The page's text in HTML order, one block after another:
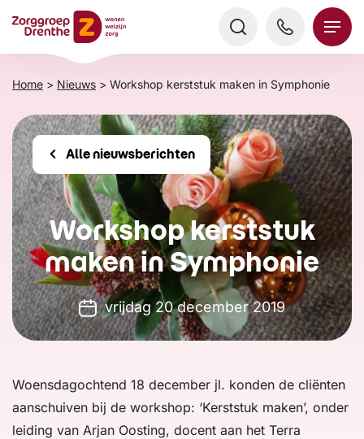
naar
content
Home > Nieuws > Workshop kerststuk maken in Symphonie
Alle nieuwsberichten
Workshop kerststuk
maken in Symphonie
vrijdag 20 december 2019
Woensdagochtend 18 december jl. konden de cliënten
aanschuiven bij de workshop: ‘Kerststuk maken’, onder
leiding van Arjan Oosting, docent aan het Terra